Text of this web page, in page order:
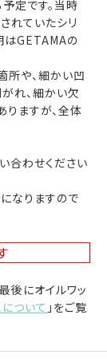
定です。当時
れていたシリ
はGETAMAの
所や、細かい凹
れ、細かい欠
ますが、全体
合わせください
なりますので
後にオイルワッ
ついて 」をご覧